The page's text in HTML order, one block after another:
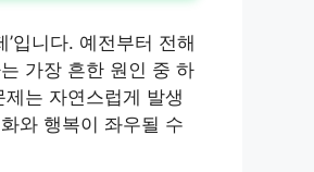
입니다. 예전부터 전해
가장 흔한 원인 중 하
는 자연스럽게 발생
와 행복이 좌우될 수